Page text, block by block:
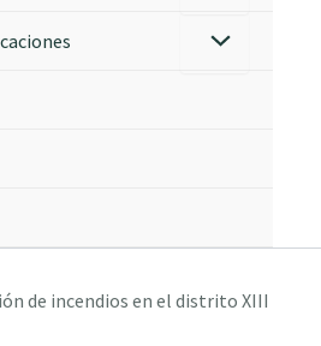
de incendios en el distrito XIII